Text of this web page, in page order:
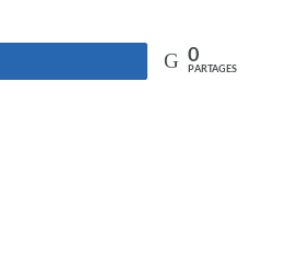
0
PARTAGES